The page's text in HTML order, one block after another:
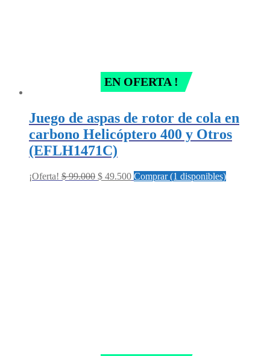
EN OFERTA !
Juego de aspas de rotor de cola en
carbono Helicóptero 400 y Otros
(EFLH1471C)
¡Oferta! $99.000 Original
$ 49.500Current
Comprar (1 disponibles)